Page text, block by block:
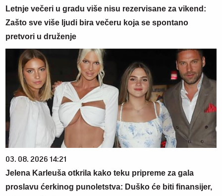
Letnje večeri u gradu više nisu rezervisane za vikend:
Zašto sve više ljudi bira večeru koja se spontano
pretvori u druženje
03. 08. 2026 14:21
Jelena Karleuša otkrila kako teku pripreme za gala
proslavu ćerkinog punoletstva: Duško će biti finansijer,